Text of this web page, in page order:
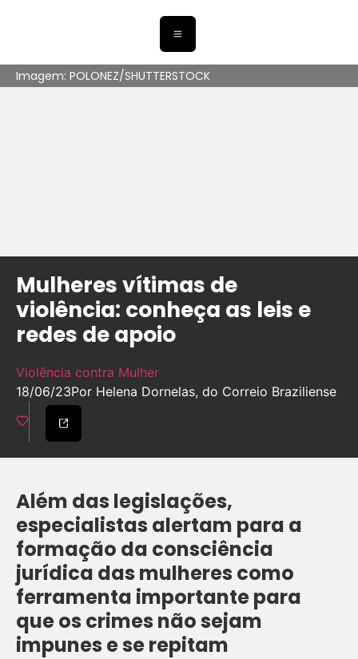
Imagem: POLONEZ/SHUTTERSTOCK
Mulheres vítimas de
violência: conheça as leis e
redes de apoio
Violência contra Mulher
18/06/23Por Helena Dornelas, do Correio Braziliense
Além das legislações,
especialistas alertam para a
formação da consciência
jurídica das mulheres como
ferramenta importante para
que os crimes não sejam
impunes e se repitam